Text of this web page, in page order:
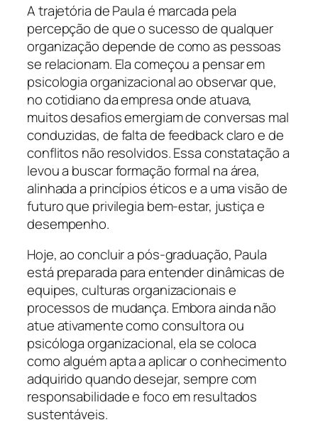
A trajetória de Paula é marcada pela
percepção de que o sucesso de qualquer
organização depende de como as pessoas
se relacionam. Ela começou a pensar em
psicologia organizacional ao observar que,
no cotidiano da empresa onde atuava,
muitos desafios emergiam de conversas mal
conduzidas, de falta de feedback claro e de
conflitos não resolvidos. Essa constatação a
levou a buscar formação formal na área,
alinhada a princípios éticos e a uma visão de
futuro que privilegia bem-estar, justiça e
desempenho.
Hoje, ao concluir a pós-graduação, Paula
está preparada para entender dinâmicas de
equipes, culturas organizacionais e
processos de mudança. Embora ainda não
atue ativamente como consultora ou
psicóloga organizacional, ela se coloca
como alguém apta a aplicar o conhecimento
adquirido quando desejar, sempre com
responsabilidade e foco em resultados
sustentáveis.